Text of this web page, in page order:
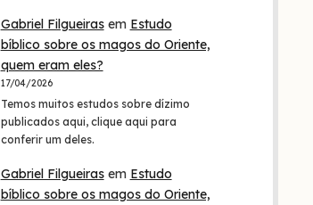
Gabriel Filgueirasem Estudo
bíblico sobre os magos do Oriente,
quem eram eles?
17/04/2026
Temos muitos estudos sobre dízimo
publicados aqui, clique aqui para
conferir um deles.
Gabriel Filgueirasem Estudo
bíblico sobre os magos do Oriente,